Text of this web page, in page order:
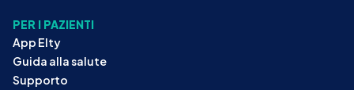
PER I PAZIENTI
App Elty
Guida alla salute
Supporto